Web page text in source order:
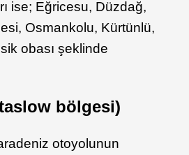
ise; Eğricesu, Düzdağ,
Osmankolu, Kürtünlü,
obası şeklinde
bölgesi)
otoyolunun